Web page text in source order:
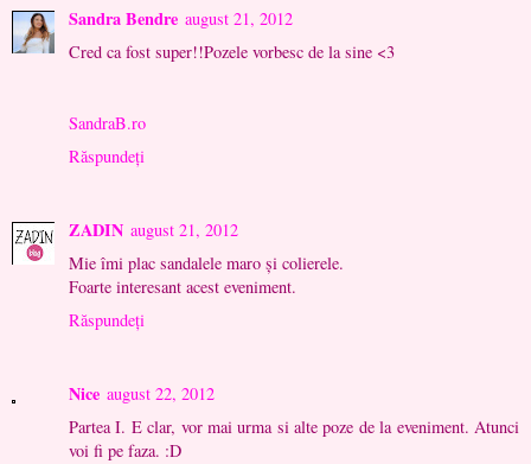
Sandra Bendre august 21, 2012
Cred ca fost super!!Pozele vorbesc de la sine <3
SandraB.ro
Răspundeți
ZADIN august 21, 2012
Mie îmi plac sandalele maro şi colierele.
Foarte interesant acest eveniment.
Răspundeți
Nice august 22, 2012
Partea I. E clar, vor mai urma si alte poze de la eveniment. Atunci
voi fi pe faza. :D